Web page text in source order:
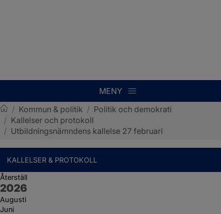
MENY
Sotenäs kommun
/ Kommun & politik / Politik och demokrati
/ Kallelser och protokoll
/ Utbildningsnämndens kallelse 27 februari
KALLELSER & PROTOKOLL
Återställ
År:
2026
Augusti
Juni